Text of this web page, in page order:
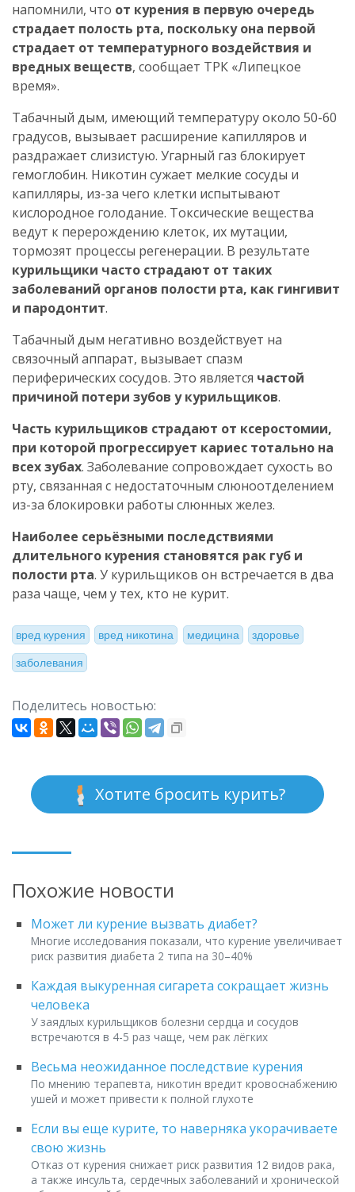
напомнили, что от курения в первую очередь
страдает полость рта, поскольку она первой
страдает от температурного воздействия и
вредных веществ, сообщает ТРК «Липецкое
время».
Табачный дым, имеющий температуру около 50-60
градусов, вызывает расширение капилляров и
раздражает слизистую. Угарный газ блокирует
гемоглобин. Никотин сужает мелкие сосуды и
капилляры, из-за чего клетки испытывают
кислородное голодание. Токсические вещества
ведут к перерождению клеток, их мутации,
тормозят процессы регенерации. В результате
курильщики часто страдают от таких
заболеваний органов полости рта, как гингивит
и пародонтит.
Табачный дым негативно воздействует на
связочный аппарат, вызывает спазм
периферических сосудов. Это является частой
причиной потери зубов у курильщиков.
Часть курильщиков страдают от ксеростомии,
при которой прогрессирует кариес тотально на
всех зубах. Заболевание сопровождает сухость во
рту, связанная с недостаточным слюноотделением
из-за блокировки работы слюнных желез.
Наиболее серьёзными последствиями
длительного курения становятся рак губ и
полости рта. У курильщиков он встречается в два
раза чаще, чем у тех, кто не курит.
вред курения вред никотина медицина здоровье
заболевания
Поделитесь новостью:
Хотите бросить курить?
Похожие новости
Может ли курение вызвать диабет?
Многие исследования показали, что курение увеличивает
риск развития диабета 2 типа на 30–40%
Каждая выкуренная сигарета сокращает жизнь
человека
У заядлых курильщиков болезни сердца и сосудов
встречаются в 4-5 раз чаще, чем рак лёгких
Весьма неожиданное последствие курения
По мнению терапевта, никотин вредит кровоснабжению
ушей и может привести к полной глухоте
Если вы еще курите, то наверняка укорачиваете
свою жизнь
Отказ от курения снижает риск развития 12 видов рака,
а также инсульта, сердечных заболеваний и хронической